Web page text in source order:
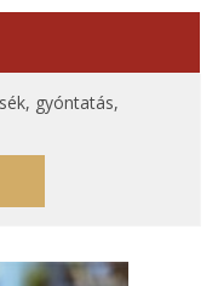
gyóntatás,